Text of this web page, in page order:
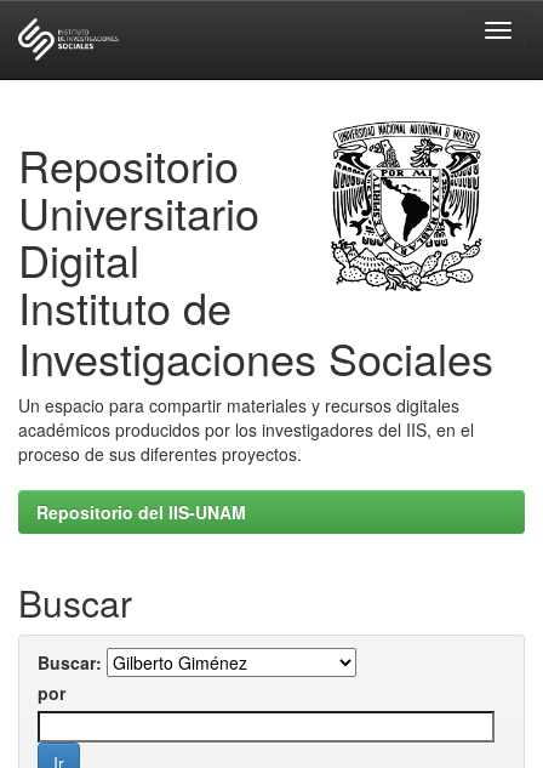
Repositorio
Universitario
Digital
Instituto de
Investigaciones Sociales
Un espacio para compartir materiales y recursos digitales
académicos producidos por los investigadores del IIS, en el
proceso de sus diferentes proyectos.
Repositorio del IIS-UNAM
Buscar
Buscar:
por